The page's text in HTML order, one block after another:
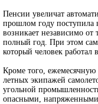
Пенсии увеличат
прошлом году поступила
возникает независимо от
полный год. При этом сам
который человек
Кроме того, ежемесячную
летных экипажей
угольной
опасными,